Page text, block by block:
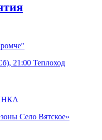
21:00 Теплоход
Село Вятское»